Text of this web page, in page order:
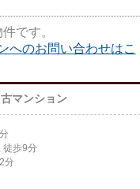
です。
へのお問い合わせはこ
マンション
徒歩9分
分